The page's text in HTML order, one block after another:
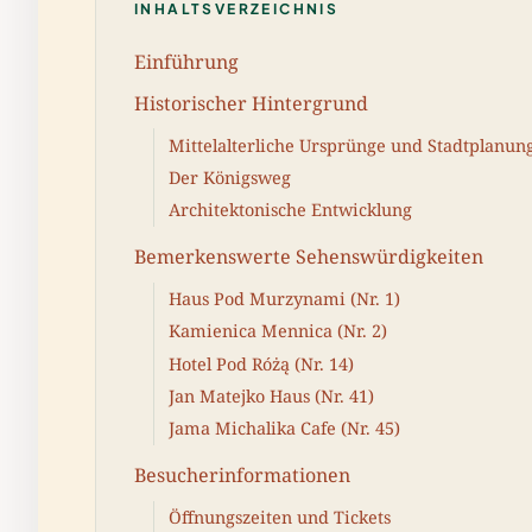
INHALTSVERZEICHNIS
Einführung
Historischer Hintergrund
Mittelalterliche Ursprünge und
Der Königsweg
Architektonische Entwicklung
Bemerkenswerte Sehenswürdigkeiten
Haus Pod Murzynami (Nr. 1)
Kamienica Mennica (Nr. 2)
Hotel Pod Różą (Nr. 14)
Jan Matejko Haus (Nr. 41)
Jama Michalika Cafe (Nr. 45)
Besucherinformationen
Öffnungszeiten und Tickets